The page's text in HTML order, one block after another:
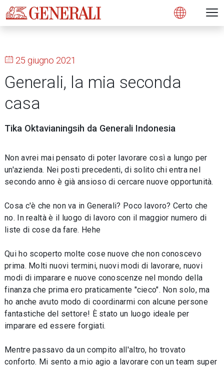
Open
25 giugno 2021
Generali, la mia seconda
casa
Tika Oktavianingsih da Generali Indonesia
Non avrei mai pensato di poter lavorare così a lungo per
un'azienda. Nei posti precedenti, di solito chi entra nel
secondo anno è già ansioso di cercare nuove opportunità.
Cosa c'è che non va in Generali? Poco lavoro? Certo che
no. In realtà è il luogo di lavoro con il maggior numero di
liste di cose da fare. Hehe
Qui ho scoperto molte cose nuove che non conoscevo
prima. Molti nuovi termini, nuovi modi di lavorare, nuovi
modi di imparare e nuove conoscenze nel mondo della
finanza che prima ero praticamente "cieco". Non solo, ma
ho anche avuto modo di coordinarmi con alcune persone
fantastiche del settore! È stato un luogo ideale per
imparare ed essere forgiati.
Mentre passavo da un compito all'altro, ho trovato
conforto. Mi sento a mio agio a lavorare con un team super